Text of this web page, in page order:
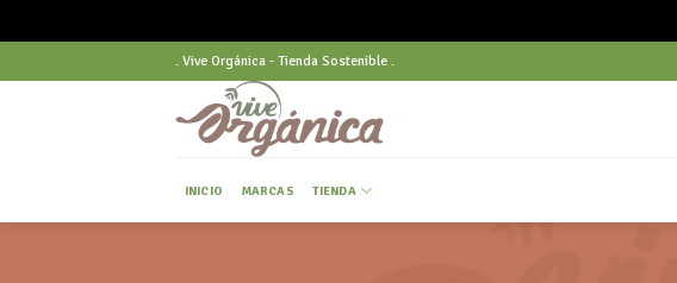
to
. Vive Orgánica - Tienda Sostenible .
INICIO MARCAS TIENDA